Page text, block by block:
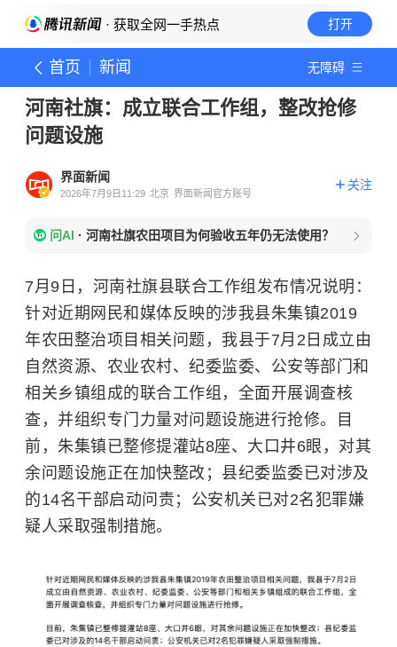
· 获取全网一手热点 打开
首页 新闻 无障碍
河南社旗：成立联合工作组，整改抢修
问题设施
界面新闻
2026年7月9日11:29 北京 界面新闻官方账号
关注
问AI · 河南社旗农田项目为何验收五年仍无法使用？
7月9日，河南社旗县联合工作组发布情况说明：
针对近期网民和媒体反映的涉我县朱集镇2019
年农田整治项目相关问题，我县于7月2日成立由
自然资源、农业农村、纪委监委、公安等部门和
相关乡镇组成的联合工作组，全面开展调查核
查，并组织专门力量对问题设施进行抢修。目
前，朱集镇已整修提灌站8座、大口井6眼，对其
余问题设施正在加快整改；县纪委监委已对涉及
的14名干部启动问责；公安机关已对2名犯罪嫌
疑人采取强制措施。